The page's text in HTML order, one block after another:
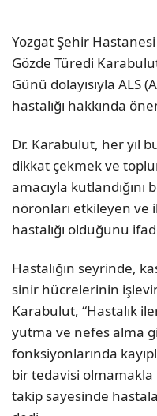
Yozgat Şehir
Gözde Türedi
Günü dolayısıyla ALS
hastalığı hakkında
Dr. Karabulut, her yıl
dikkat çekmek ve
amacıyla kutlandığını
nöronları etkileyen ve
hastalığı olduğunu
Hastalığın seyrinde,
sinir hücrelerinin
Karabulut, “Hastalık
yutma ve nefes alma
fonksiyonlarında
bir tedavisi
takip sayesinde